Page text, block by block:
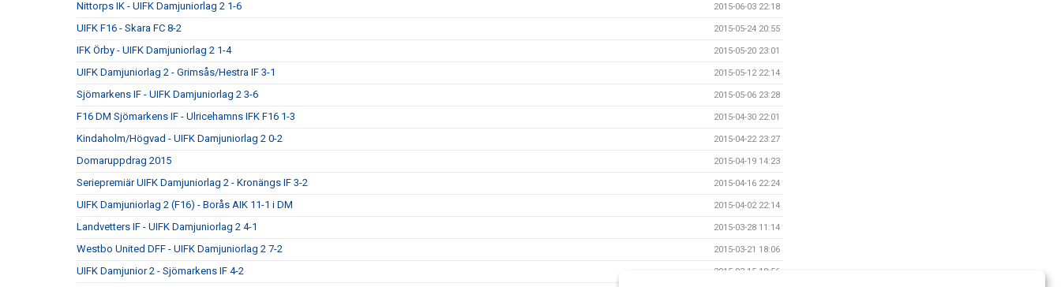
Nittorps IK - UIFK Damjuniorlag 2 1-6 2015-06-03 22:18
UIFK F16 - Skara FC 8-2 2015-05-24 20:55
IFK Örby - UIFK Damjuniorlag 2 1-4 2015-05-20 23:01
UIFK Damjuniorlag 2 - Grimsås/Hestra IF 3-1 2015-05-12 22:14
Sjömarkens IF - UIFK Damjuniorlag 2 3-6 2015-05-06 23:28
F16 DM Sjömarkens IF - Ulricehamns IFK F16 1-3 2015-04-30 22:01
Kindaholm/Högvad - UIFK Damjuniorlag 2 0-2 2015-04-22 23:27
Domaruppdrag 2015 2015-04-19 14:23
Seriepremiär UIFK Damjuniorlag 2 - Kronängs IF 3-2 2015-04-16 22:24
UIFK Damjuniorlag 2 (F16) - Borås AIK 11-1 i DM 2015-04-02 22:14
Landvetters IF - UIFK Damjuniorlag 2 4-1 2015-03-28 11:14
Westbo United DFF - UIFK Damjuniorlag 2 7-2 2015-03-21 18:06
UIFK Damjunior 2 - Sjömarkens IF 4-2 2015-03-15 18:56